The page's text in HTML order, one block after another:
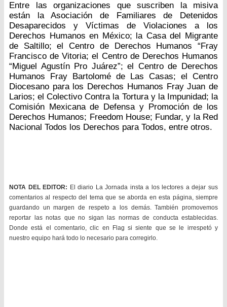
Entre las organizaciones que suscriben la misiva
están la Asociación de Familiares de Detenidos
Desaparecidos y Víctimas de Violaciones a los
Derechos Humanos en México; la Casa del Migrante
de Saltillo; el Centro de Derechos Humanos “Fray
Francisco de Vitoria; el Centro de Derechos Humanos
“Miguel Agustín Pro Juárez”; el Centro de Derechos
Humanos Fray Bartolomé de Las Casas; el Centro
Diocesano para los Derechos Humanos Fray Juan de
Larios; el Colectivo Contra la Tortura y la Impunidad; la
Comisión Mexicana de Defensa y Promoción de los
Derechos Humanos; Freedom House; Fundar, y la Red
Nacional Todos los Derechos para Todos, entre otros.
NOTA DEL EDITOR: El diario La Jornada insta a los lectores a dejar sus
comentarios al respecto del tema que se aborda en esta página, siempre
guardando un margen de respeto a los demás. También promovemos
reportar las notas que no sigan las normas de conducta establecidas.
Donde está el comentario, clic en Flag si siente que se le irrespetó y
nuestro equipo hará todo lo necesario para corregirlo.